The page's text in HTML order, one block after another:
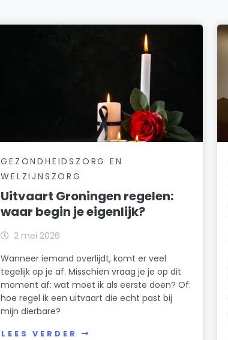
GEZONDHEIDSZORG EN
WELZIJNSZORG
Uitvaart Groningen regelen:
waar begin je eigenlijk?
2 mei 2026
Wanneer iemand overlijdt, komt er veel
tegelijk op je af. Misschien vraag je je op dit
moment af: wat moet ik als eerste doen? Of:
hoe regel ik een uitvaart die echt past bij
mijn dierbare?
LEES VERDER